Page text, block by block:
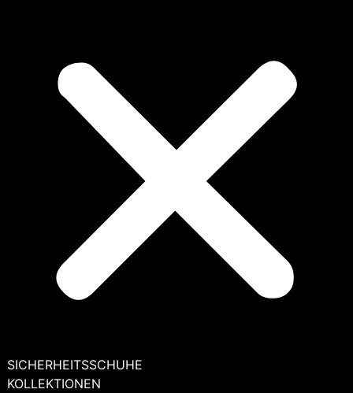
SICHERHEITSSCHUHE
KOLLEKTIONEN